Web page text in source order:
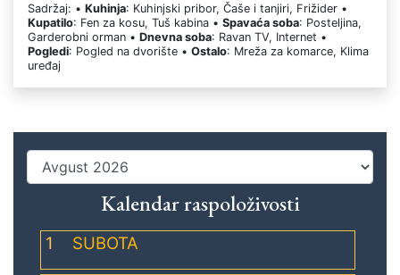
Sadržaj: • Kuhinja: Kuhinjski pribor, Čaše i tanjiri, Frižider •
Kupatilo: Fen za kosu, Tuš kabina • Spavaća soba: Posteljina,
Garderobni orman • Dnevna soba: Ravan TV, Internet •
Pogledi: Pogled na dvorište • Ostalo: Mreža za komarce, Klima
uređaj
Kalendar raspoloživosti
1 SUBOTA